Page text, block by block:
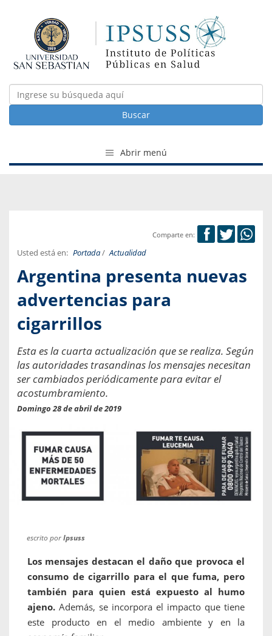
Buscar
Abrir menú
Comparte en:
Usted está en: Portada/ Actualidad
Argentina presenta nuevas
advertencias para
cigarrillos
Esta es la cuarta actualización que se realiza. Según
las autoridades trasandinas los mensajes necesitan
ser cambiados periódicamente para evitar el
acostumbramiento.
Domingo 28 de abril de 2019
escrito porIpsuss
Los mensajes destacan el daño que provoca el
consumo de cigarrillo para el que fuma, pero
también para quien está expuesto al humo
ajeno. Además, se incorpora el impacto que tiene
este producto en el medio ambiente y en la